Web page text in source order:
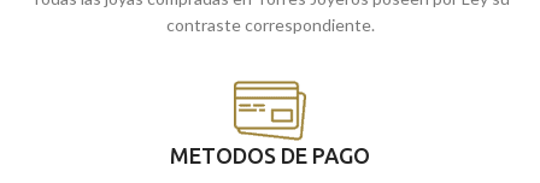
contraste correspondiente.
METODOS DE PAGO